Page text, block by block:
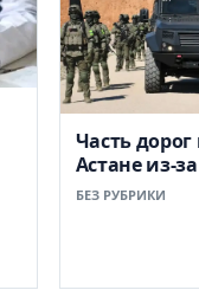
Часть
Астане из-
БЕЗ РУБРИКИ